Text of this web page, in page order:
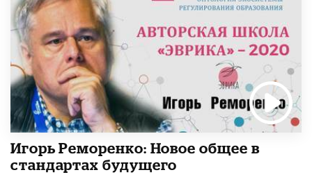
Игорь Реморенко: Новое общее в
стандартах будущего